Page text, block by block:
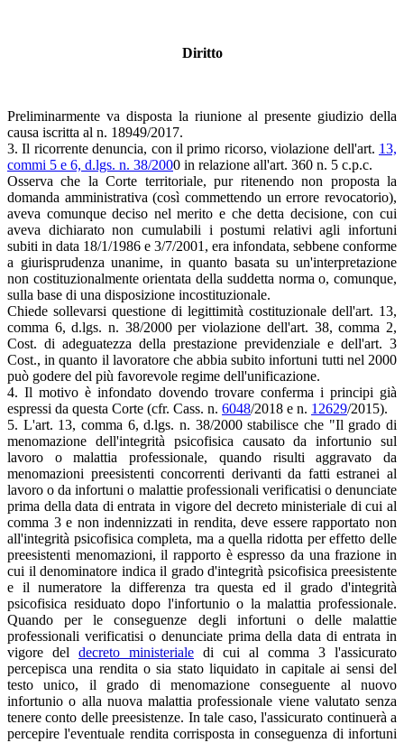
Diritto
Preliminarmente va disposta la riunione al presente giudizio della
causa iscritta al n. 18949/2017.
3. Il ricorrente denuncia, con il primo ricorso, violazione dell'art. 13,
commi 5 e 6, d.lgs. n. 38/2000 in relazione all'art. 360 n. 5 c.p.c.
Osserva che la Corte territoriale, pur ritenendo non proposta la
domanda amministrativa (così commettendo un errore revocatorio),
aveva comunque deciso nel merito e che detta decisione, con cui
aveva dichiarato non cumulabili i postumi relativi agli infortuni
subiti in data 18/1/1986 e 3/7/2001, era infondata, sebbene conforme
a giurisprudenza unanime, in quanto basata su un'interpretazione
non costituzionalmente orientata della suddetta norma o, comunque,
sulla base di una disposizione incostituzionale.
Chiede sollevarsi questione di legittimità costituzionale dell'art. 13,
comma 6, d.lgs. n. 38/2000 per violazione dell'art. 38, comma 2,
Cost. di adeguatezza della prestazione previdenziale e dell'art. 3
Cost., in quanto il lavoratore che abbia subito infortuni tutti nel 2000
può godere del più favorevole regime dell'unificazione.
4. Il motivo è infondato dovendo trovare conferma i principi già
espressi da questa Corte (cfr. Cass. n. 6048/2018 e n. 12629/2015).
5. L'art. 13, comma 6, d.lgs. n. 38/2000 stabilisce che "Il grado di
menomazione dell'integrità psicofisica causato da infortunio sul
lavoro o malattia professionale, quando risulti aggravato da
menomazioni preesistenti concorrenti derivanti da fatti estranei al
lavoro o da infortuni o malattie professionali verificatisi o denunciate
prima della data di entrata in vigore del decreto ministeriale di cui al
comma 3 e non indennizzati in rendita, deve essere rapportato non
all'integrità psicofisica completa, ma a quella ridotta per effetto delle
preesistenti menomazioni, il rapporto è espresso da una frazione in
cui il denominatore indica il grado d'integrità psicofisica preesistente
e il numeratore la differenza tra questa ed il grado d'integrità
psicofisica residuato dopo l'infortunio o la malattia professionale.
Quando per le conseguenze degli infortuni o delle malattie
professionali verificatisi o denunciate prima della data di entrata in
vigore del decreto ministeriale di cui al comma 3 l'assicurato
percepisca una rendita o sia stato liquidato in capitale ai sensi del
testo unico, il grado di menomazione conseguente al nuovo
infortunio o alla nuova malattia professionale viene valutato senza
tenere conto delle preesistenze. In tale caso, l'assicurato continuerà a
percepire l'eventuale rendita corrisposta in conseguenza di infortuni